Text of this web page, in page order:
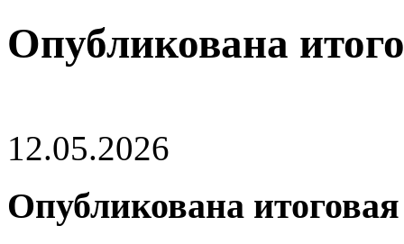
Опубликована
12.05.2026
Опубликована